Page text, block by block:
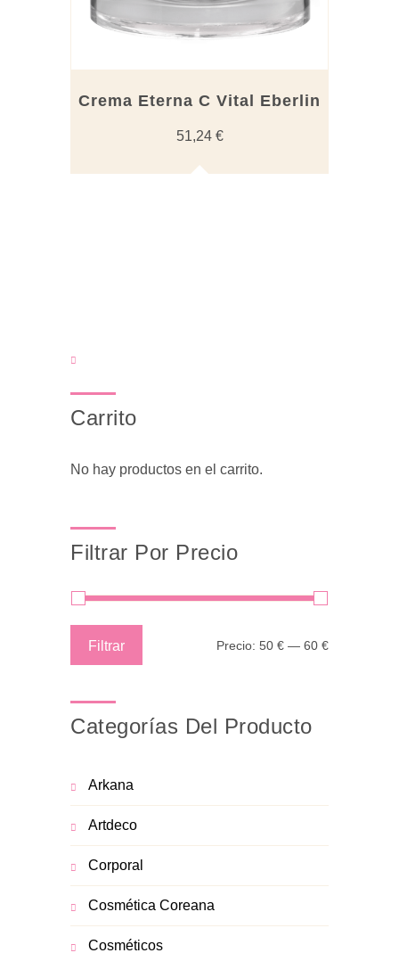
Crema Eterna C Vital Eberlin
51,24 €
Carrito
No hay productos en el carrito.
Filtrar Por Precio
Filtrar Precio: 50 € — 60 €
Categorías Del Producto
Arkana
Artdeco
Corporal
Cosmética Coreana
Cosméticos